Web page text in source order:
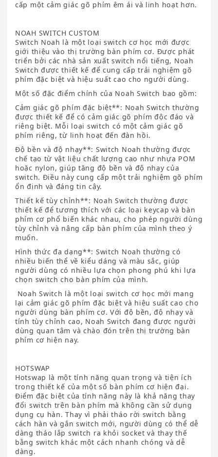
cấp một cảm giác gõ phím êm ái và linh hoạt hơn.
NOAH SWITCH CUSTOM
Switch Noah là một loại switch cơ học mới được
giới thiệu vào thị trường bàn phím cơ. Được phát
triển bởi các nhà sản xuất switch nổi tiếng, Noah
Switch được thiết kế để cung cấp trải nghiệm gõ
phím đặc biệt và hiệu suất cao cho người dùng.
Một số đặc điểm chính của Noah Switch bao gồm:
Cảm giác gõ phím đặc biệt**: Noah Switch thường
được thiết kế để có cảm giác gõ phím độc đáo và
riêng biệt. Mỗi loại switch có một cảm giác gõ
phím riêng, từ linh hoạt đến đàn hồi.
Độ bền và độ nhạy**: Switch Noah thường được
chế tạo từ vật liệu chất lượng cao như nhựa POM
hoặc nylon, giúp tăng độ bền và độ nhạy của
switch. Điều này cung cấp một trải nghiệm gõ phím
ổn định và đáng tin cậy.
Thiết kế tùy chỉnh**: Noah Switch thường được
thiết kế để tương thích với các loại keycap và bàn
phím cơ phổ biến khác nhau, cho phép người dùng
tùy chỉnh và nâng cấp bàn phím của mình theo ý
muốn.
Hình thức đa dạng**: Switch Noah thường có
nhiều biến thể về kiểu dáng và màu sắc, giúp
người dùng có nhiều lựa chọn phong phú khi lựa
chọn switch cho bàn phím của mình.
Noah Switch là một loại switch cơ học mới mang
lại cảm giác gõ phím đặc biệt và hiệu suất cao cho
người dùng bàn phím cơ. Với độ bền, độ nhạy và
tính tùy chỉnh cao, Noah Switch đang được người
dùng quan tâm và chào đón trên thị trường bàn
phím cơ hiện nay.
HOTSWAP
Hotswap là một tính năng quan trọng và tiện ích
trong thiết kế của một số bàn phím cơ hiện đại.
Điểm đặc biệt của tính năng này là khả năng thay
đổi switch trên bàn phím mà không cần sử dụng
dụng cụ hàn. Thay vì phải tháo rời switch bằng
cách hàn và gắn switch mới, người dùng có thể dễ
dàng tháo lắp switch ra khỏi socket và thay thế
bằng switch khác một cách nhanh chóng và dễ
dàng.